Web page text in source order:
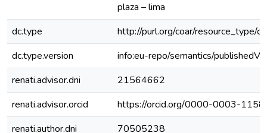
plaza – lima
dc.type
http://purl.org/coar/resource_type/
dc.type.version
info:eu-repo/semantics/
renati.advisor.dni
21564662
renati.advisor.orcid
https://orcid.org/0000-0003-
renati.author.dni
70505238